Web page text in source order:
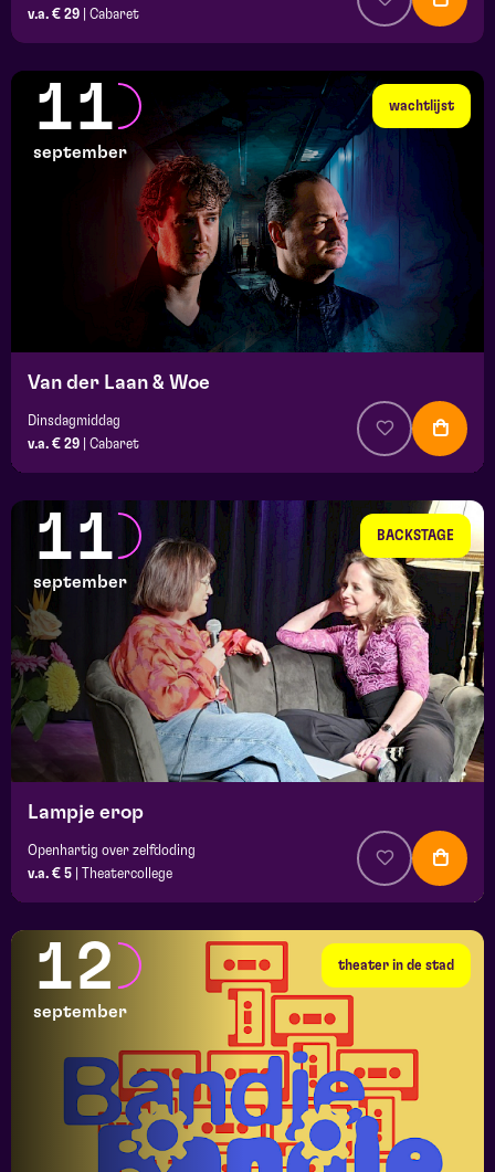
v.a. € 29
Cabaret
wachtlijst
11
september
Van der Laan & Woe
Dinsdagmiddag
v.a. € 29
Cabaret
BACKSTAGE
11
september
Lampje erop
Openhartig over zelfdoding
v.a. € 5
Theatercollege
theater in de stad
12
september